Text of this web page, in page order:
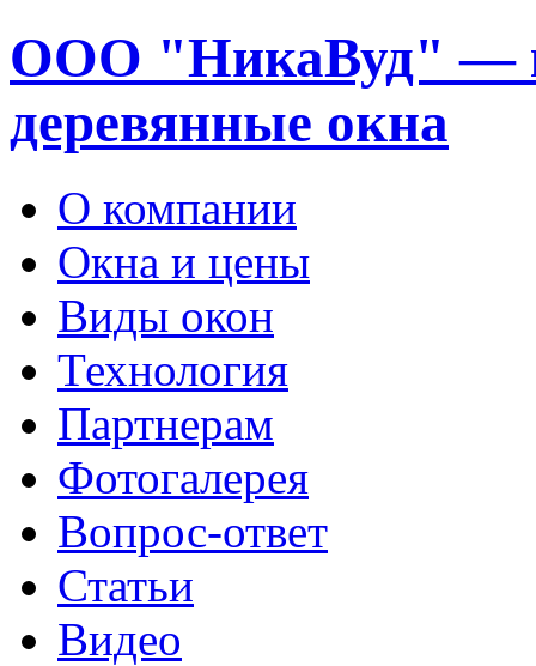
ООО "НикаВуд" —
деревянные окна
О компании
Окна и цены
Виды окон
Технология
Партнерам
Фотогалерея
Вопрос-ответ
Статьи
Видео